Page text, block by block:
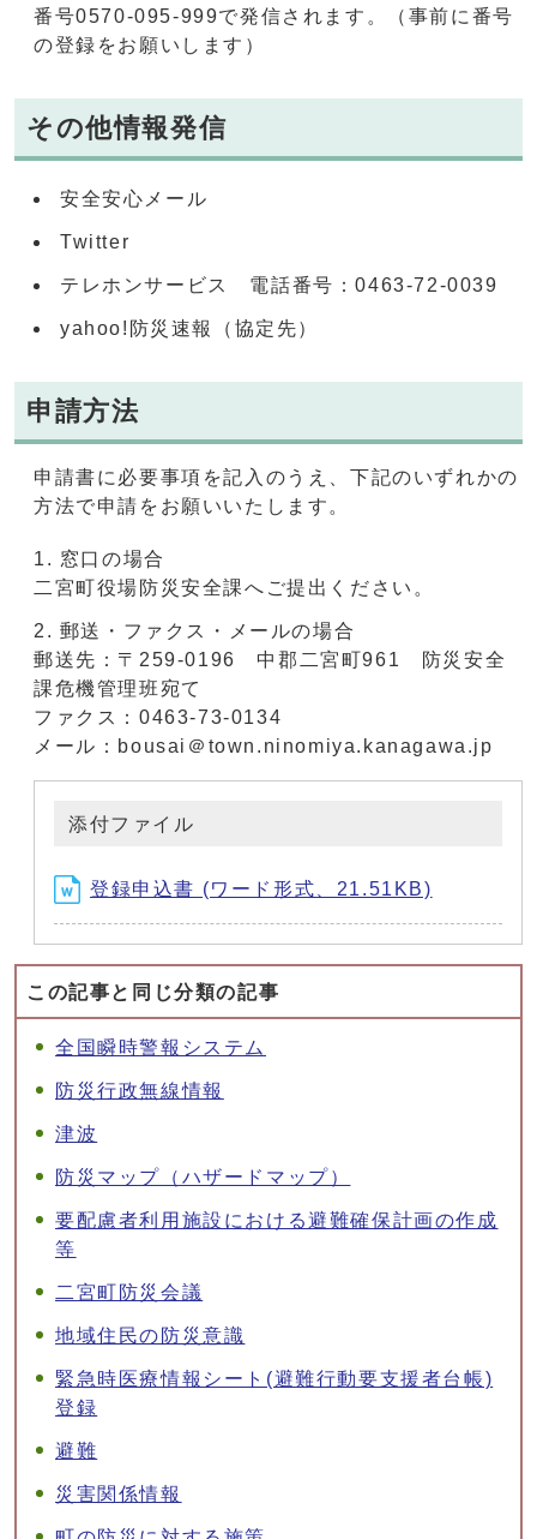
番号0570-095-999で発信されます。（事前に番号
の登録をお願いします）
その他情報発信
安全安心メール
Twitter
テレホンサービス 電話番号：0463-72-0039
yahoo!防災速報（協定先）
申請方法
申請書に必要事項を記入のうえ、下記のいずれかの
方法で申請をお願いいたします。
窓口の場合
二宮町役場防災安全課へご提出ください。
郵送・ファクス・メールの場合
郵送先：〒259-0196 中郡二宮町961 防災安全
課危機管理班宛て
ファクス：0463-73-0134
メール：bousai＠town.ninomiya.kanagawa.jp
添付ファイル
登録申込書 (ワード形式、21.51KB)
この記事と同じ分類の記事
全国瞬時警報システム
防災行政無線情報
津波
防災マップ（ハザードマップ）
要配慮者利用施設における避難確保計画の作成
等
二宮町防災会議
地域住民の防災意識
緊急時医療情報シート(避難行動要支援者台帳)
登録
避難
災害関係情報